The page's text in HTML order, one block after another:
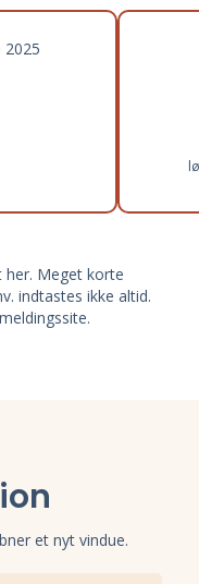
Meget korte
indtastes ikke altid.
et nyt vindue.